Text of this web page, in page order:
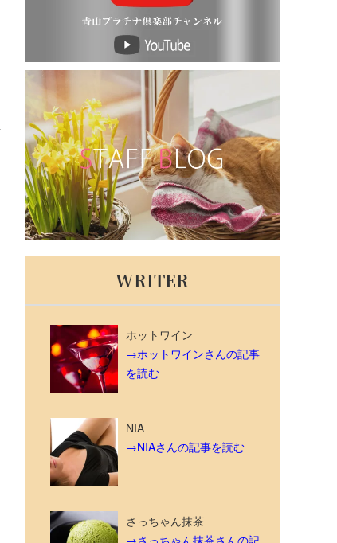
WRITER
ホットワイン
→ホットワインさんの記事
を読む
NIA
→NIAさんの記事を読む
さっちゃん抹茶